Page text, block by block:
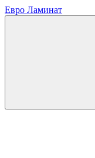
Евро Ламинат